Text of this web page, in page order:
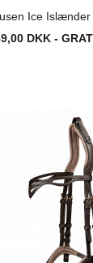
Ice Islænder
DKK -